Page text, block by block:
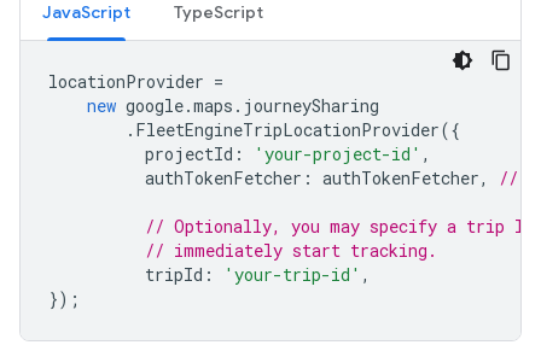
JavaScript TypeScript
locationProvider =
new google.maps . journeySharing
. FleetEngineTripLocationProvider({
projectId : 'your-project-id' ,
authTokenFetcher : authTokenFetcher, //
// Optionally, you may specify a trip ID
// immediately start tracking.
tripId : 'your-trip-id' ,
});